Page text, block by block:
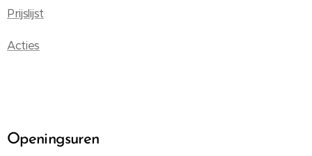
Prijslijst
Acties
Openingsuren